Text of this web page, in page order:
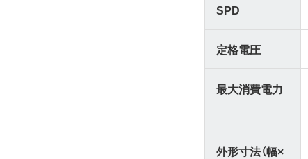
SPD
定格電圧
最大消費電力
外形寸法（幅×